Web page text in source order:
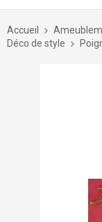
Allez
contenu
Accueil
Déco de style